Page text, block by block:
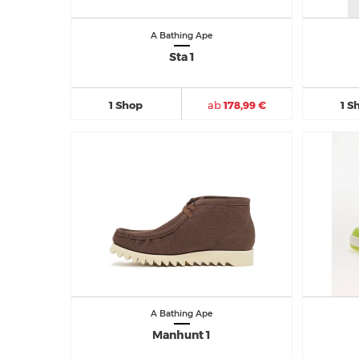
A Bathing Ape
Sta 1
1 Shop ab178,99 € 1
A Bathing Ape
Manhunt 1